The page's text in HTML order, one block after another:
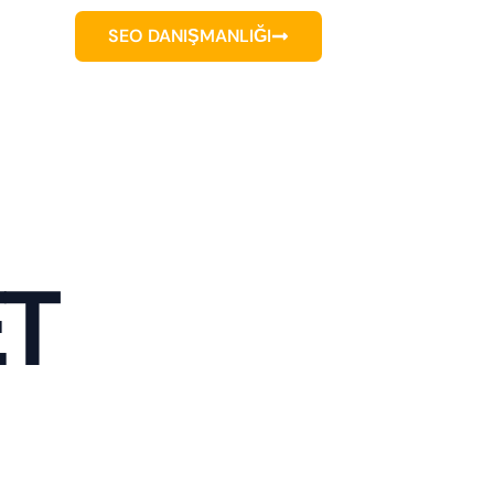
SEO DANIŞMANLIĞI